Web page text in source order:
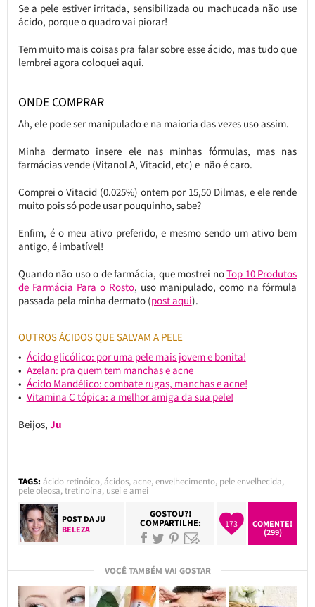
Se a pele estiver irritada, sensibilizada ou machucada não use
ácido, porque o quadro vai piorar!
Tem muito mais coisas pra falar sobre esse ácido, mas tudo que
lembrei agora coloquei aqui.
ONDE COMPRAR
Ah, ele pode ser manipulado e na maioria das vezes uso assim.
Minha dermato insere ele nas minhas fórmulas, mas nas
farmácias vende (Vitanol A, Vitacid, etc) e não é caro.
Comprei o Vitacid (0.025%) ontem por 15,50 Dilmas, e ele rende
muito pois só pode usar pouquinho, sabe?
Enfim, é o meu ativo preferido, e mesmo sendo um ativo bem
antigo, é imbatível!
Quando não uso o de farmácia, que mostrei noTop 10 Produtos
de Farmácia Para o Rosto, uso manipulado, como na fórmula
passada pela minha dermato (post aqui).
OUTROS ÁCIDOS QUE SALVAM A PELE
Ácido glicólico: por uma pele mais jovem e bonita!
Azelan: pra quem tem manchas e acne
Ácido Mandélico: combate rugas, manchas e acne!
Vitamina C tópica: a melhor amiga da sua pele!
Beijos, Ju
TAGS: ácido retinóico,ácidos,acne,envelhecimento, pele envelhecida,
pele oleosa,tretinoína, usei e amei
POST DAJU
BELEZA
GOSTOU?!
COMPARTILHE: 173
COMENTE!
(299)
VOCÊ TAMBÉM VAI GOSTAR